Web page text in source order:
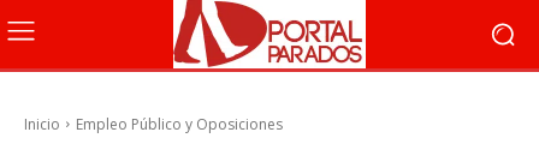
Inicio Empleo Público y Oposiciones